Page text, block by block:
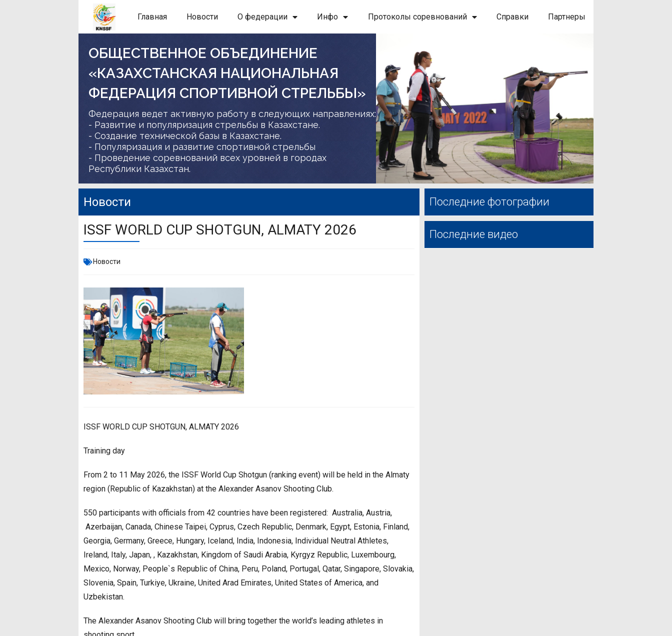
Главная Новости О федерации Инфо Протоколы соревнований Справки Партнеры
ОБЩЕСТВЕННОЕ ОБЪЕДИНЕНИЕ
«КАЗАХСТАНСКАЯ НАЦИОНАЛЬНАЯ
ФЕДЕРАЦИЯ СПОРТИВНОЙ СТРЕЛЬБЫ»
Федерация ведет активную работу в следующих направлениях:
- Развитие и популяризация стрельбы в Казахстане.
- Создание технической базы в Казахстане.
- Популяризация и развитие спортивной стрельбы
- Проведение соревнований всех уровней в городах
Республики Казахстан.
Новости
ISSF WORLD CUP SHOTGUN, ALMATY 2026
Новости
ISSF WORLD CUP SHOTGUN, ALMATY 2026
Training day
From 2 to 11 May 2026, the ISSF World Cup Shotgun (ranking event) will be held in the Almaty
region (Republic of Kazakhstan) at the Alexander Asanov Shooting Club.
550 participants with officials from 42 countries have been registered: Australia, Austria,
Azerbaijan, Canada, Chinese Taipei, Cyprus, Czech Republic, Denmark, Egypt, Estonia, Finland,
Georgia, Germany, Greece, Hungary, Iceland, India, Indonesia, Individual Neutral Athletes,
Ireland, Italy, Japan, , Kazakhstan, Kingdom of Saudi Arabia, Kyrgyz Republic, Luxembourg,
Mexico, Norway, People`s Republic of China, Peru, Poland, Portugal, Qatar, Singapore, Slovakia,
Slovenia, Spain, Turkiye, Ukraine, United Arad Emirates, United States of America, and
Uzbekistan.
The Alexander Asanov Shooting Club will bring together the world’s leading athletes in
Последние фотографии
Последние видео